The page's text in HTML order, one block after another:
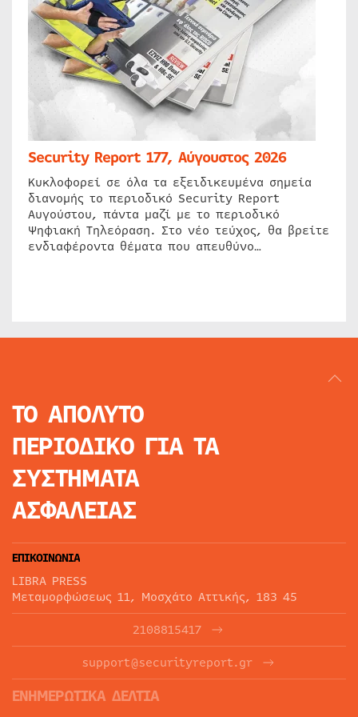
Security Report 177, Αύγουστος 2026
Κυκλοφορεί σε όλα τα εξειδικευμένα σημεία
διανομής το περιοδικό Security Report
Αυγούστου, πάντα μαζί με το περιοδικό
Ψηφιακή Τηλεόραση. Στο νέο τεύχος, θα βρείτε
ενδιαφέροντα θέματα που απευθύνο…
ΤΟ ΑΠΟΛΥΤΟ
ΠΕΡΙΟΔΙΚΟ ΓΙΑ ΤΑ
ΣΥΣΤΗΜΑΤΑ
ΑΣΦΑΛΕΙΑΣ
ΕΠΙΚΟΙΝΩΝΙΑ
LIBRA PRESS
Μεταμορφώσεως 11, Μοσχάτο Αττικής, 183 45
2108815417
support@securityreport.gr
ΕΝΗΜΕΡΩΤΙΚΑ ΔΕΛΤΙΑ